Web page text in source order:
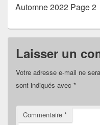
Automne 2022 Page 2
Laisser un
Votre adresse e-mail ne
sont indiqués avec *
Commentaire *